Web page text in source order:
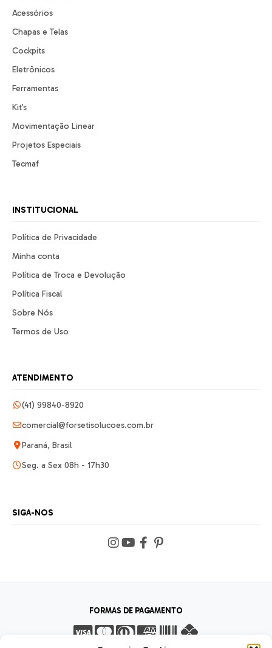
Acessórios
Chapas e Telas
Cockpits
Eletrônicos
Ferramentas
Kit’s
Movimentação Linear
Projetos Especiais
Tecmaf
INSTITUCIONAL
Política de Privacidade
Minha conta
Política de Troca e Devolução
Política Fiscal
Sobre Nós
Termos de Uso
ATENDIMENTO
(41) 99840-8920
comercial@forsetisolucoes.com.br
Paraná, Brasil
Seg. a Sex 08h - 17h30
SIGA-NOS
FORMAS DE PAGAMENTO